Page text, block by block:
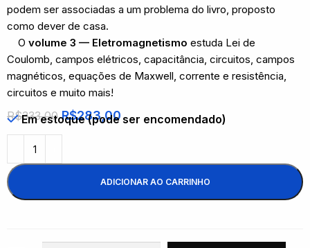
podem ser associadas a um problema do livro, proposto
como dever de casa.
O volume 3 — Eletromagnetismo estuda Lei de
Coulomb, campos elétricos, capacitância, circuitos, campos
magnéticos, equações de Maxwell, corrente e resistência,
circuitos e muito mais!
R$333,00 R$283,00
Em estoque (pode ser encomendado)
ADICIONAR AO CARRINHO